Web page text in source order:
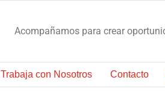
Acompañamos para crear
Trabaja con Nosotros Contacto